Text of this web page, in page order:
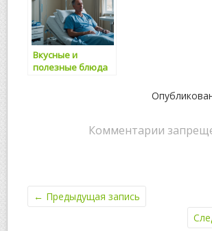
Вкусные и
полезные блюда
Комментарии
← Предыдущая запись